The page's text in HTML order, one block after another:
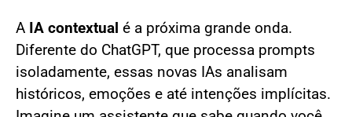
A IA contextual é a próxima grande onda.
Diferente do ChatGPT, que processa prompts
isoladamente, essas novas IAs analisam
históricos, emoções e até intenções implícitas.